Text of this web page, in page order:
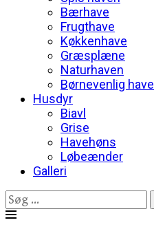
Bærhave
Frugthave
Køkkenhave
Græsplæne
Naturhaven
Børnevenlig have
Husdyr
Biavl
Grise
Havehøns
Løbeænder
Galleri
Søg
efter: